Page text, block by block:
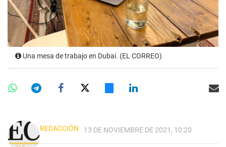
Una mesa de trabajo en Dubai. (EL CORREO)
REDACCIÓN 13 DE NOVIEMBRE DE 2021, 10:20